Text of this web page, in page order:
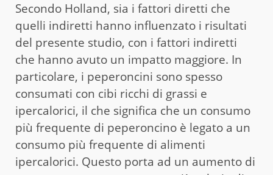
Secondo Holland, sia i fattori diretti che
quelli indiretti hanno influenzato i risultati
del presente studio, con i fattori indiretti
che hanno avuto un impatto maggiore. In
particolare, i peperoncini sono spesso
consumati con cibi ricchi di grassi e
ipercalorici, il che significa che un consumo
più frequente di peperoncino è legato a un
consumo più frequente di alimenti
ipercalorici. Questo porta ad un aumento di